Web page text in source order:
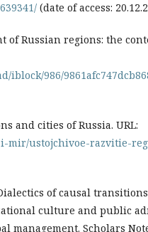
(date of access:
Russian regions: the
iblock/986/
and cities of Russia. URL:
mir/ustojchivoe-razvitie-
of causal
culture and public
Scholars